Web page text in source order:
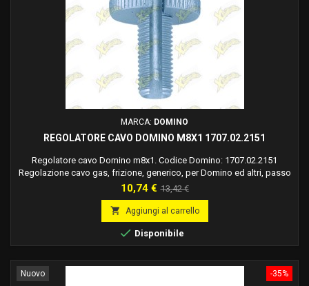
MARCA: DOMINO
REGOLATORE CAVO DOMINO M8X1 1707.02.2151
Regolatore cavo Domino m8x1. Codice Domino: 1707.02.2151
Regolazione cavo gas, frizione, generico, per Domino ed altri, passo
m 8x1. Materiale: Alluminio. Finitura: Ossidato. Colore: Argento lucido.
Filetto: M8 x 1 mm. Diametro sede guaina: 8,15 mm. Profondità sede
guaina: 8,5 mm. Per i comandi portaleva: cod. 1707.04 cod. 1907.04
Prezzo
10,74 € Prezzo
base
13,42 €
 Aggiungi al carrello
 Disponibile
-35%
Nuovo